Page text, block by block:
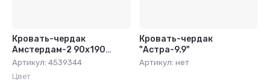
Кровать-чердак
Амстердам-2 90x190
чёрный
Артикул: 4539344
Цвет
Кровать-чердак
"Астра-9.9"
Артикул: нет